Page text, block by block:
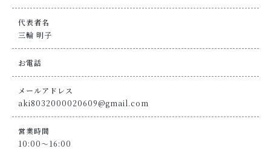
代表者名
三輪 明子
お電話
メールアドレス
aki8032000020609@gmail.com
営業時間
10:00～16:00